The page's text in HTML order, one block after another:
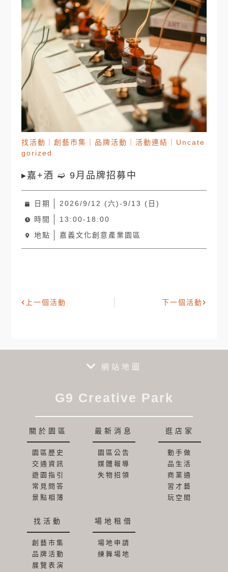
找活動 ｜創藝市集 品牌活動 ｜活動連結
Uncate
gorized
▸嘉+酒 ➫ 9月品牌招募中
日期
2026/9/12 (六)-9/13 (日)
時間
13:00-18:00
地點
嘉義文化創意產業園區
上一個活動 下一個活動
網站地圖
G9 Creative Park
關於園區
園區歷史
交通資訊
遊園指引
常見問答
景點相簿
最新消息
園區公告
媒體報導
失物招領
逛店家
動手做
品生活
商業通
習才藝
玩空間
找活動
創藝市集
品牌活動
展覽表演
場地租借
場地申請
練舞場地